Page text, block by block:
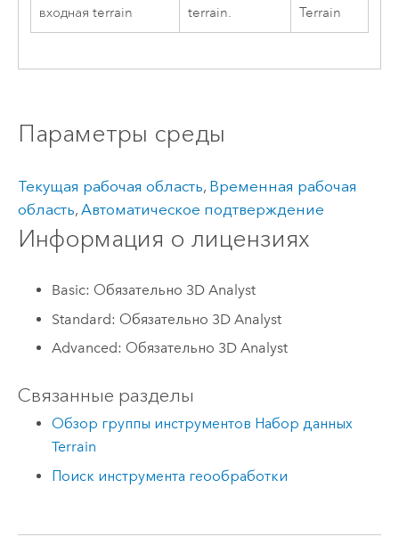
входная terrain
terrain.
Terrain
Параметры среды
Текущая рабочая область, Временная рабочая
область, Автоматическое подтверждение
Информация о лицензиях
Basic: Обязательно 3D Analyst
Standard: Обязательно 3D Analyst
Advanced: Обязательно 3D Analyst
Связанные разделы
Обзор группы инструментов Набор данных
Terrain
Поиск инструмента геообработки